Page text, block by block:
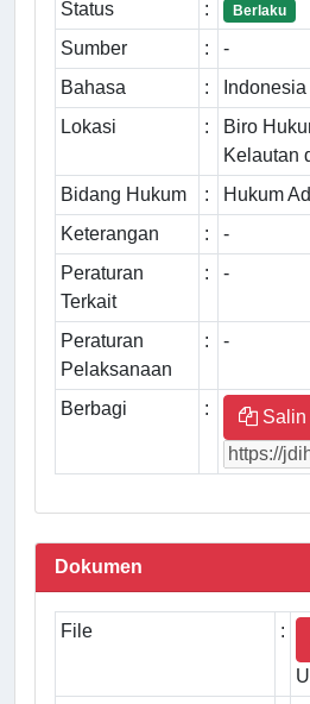
Status : Berlaku
Sumber :
-
Bahasa
:
Indonesia
Lokasi
:
Biro
Kelautan
Bidang Hukum
:
Hukum
Keterangan
:
-
Peraturan
Terkait
: -
Peraturan
Pelaksanaan
: -
Berbagi : Salin
Dokumen
File :